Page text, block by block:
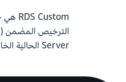
Server الحالية الخاصة بهم مع Amazon RDS Custom لـ SQL Server. راجع